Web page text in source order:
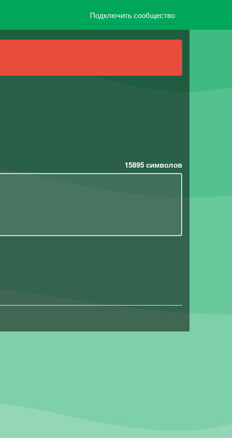
Подключить сообщество
15895символов